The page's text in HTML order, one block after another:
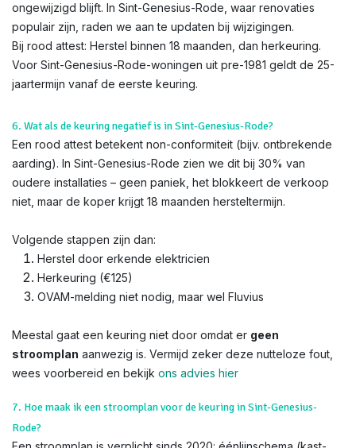
ongewijzigd blijft. In Sint-Genesius-Rode, waar renovaties
populair zijn, raden we aan te updaten bij wijzigingen.
Bij rood attest: Herstel binnen 18 maanden, dan herkeuring.
Voor Sint-Genesius-Rode-woningen uit pre-1981 geldt de 25-
jaartermijn vanaf de eerste keuring.
6. Wat als de keuring negatief is in Sint-Genesius-Rode?
Een rood attest betekent non-conformiteit (bijv. ontbrekende
aarding). In Sint-Genesius-Rode zien we dit bij 30% van
oudere installaties – geen paniek, het blokkeert de verkoop
niet, maar de koper krijgt 18 maanden hersteltermijn.
Volgende stappen zijn dan:
Herstel door erkende elektricien
Herkeuring (€125)
OVAM-melding niet nodig, maar wel Fluvius
Meestal gaat een keuring niet door omdat er geen
stroomplan aanwezig is. Vermijd zeker deze nutteloze fout,
wees voorbereid en bekijk ons advies hier
7. Hoe maak ik een stroomplan voor de keuring in Sint-Genesius-
Rode?